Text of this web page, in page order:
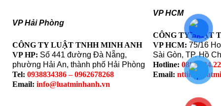
VP Hải Phòng
CÔNG TY LUẬT TNHH MINH ANH
VP HP: Số 441 đường Đà Nẵng,
phường Hải An, thành phố Hải Phòng
Tel: 0938834386 – 0962678268
Email: info@luatminhanh.vn
VP HCM
CÔNG TY LUẬT
VP HCM: 75/16
Sài Gòn, TP. Hồ
Hotline:
Email: